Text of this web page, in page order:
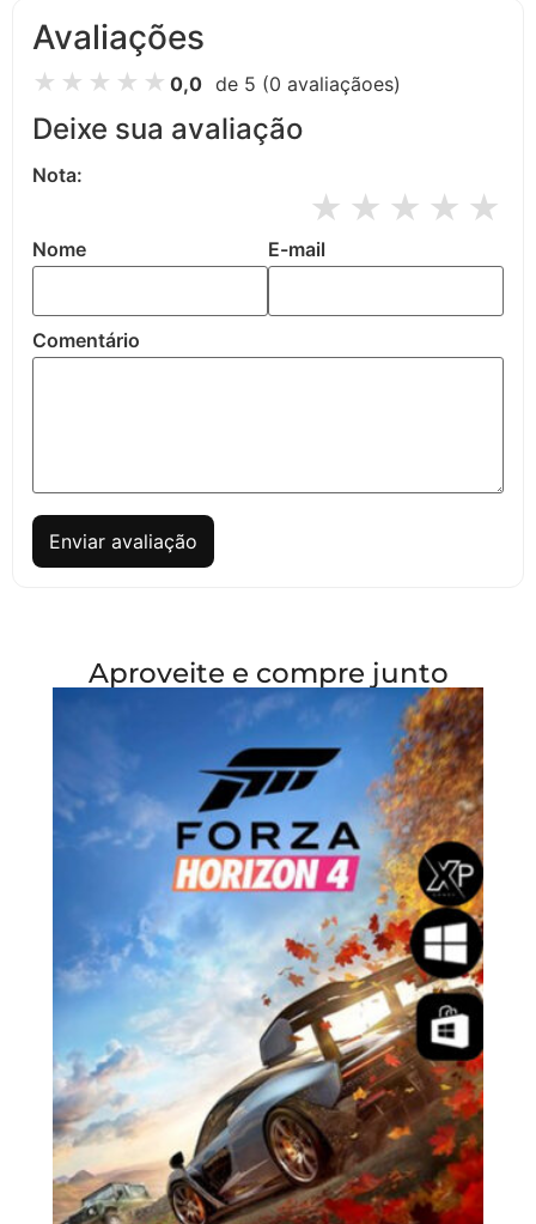
Avaliações
★ ★ ★ ★ ★ 0,0 de 5 (0 avaliaçãoes)
Deixe sua avaliação
Nota:
★
★
★
★
★
Nome E-mail
Comentário
Enviar avaliação
Aproveite e compre junto